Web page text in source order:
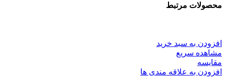
محصولات مرتبط
افزودن به سبد خرید
مشاهده سریع
مقایسه
افزودن به علاقه مندی ها